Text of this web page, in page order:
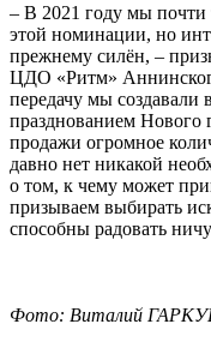
– В 2021 году мы почти
этой номинации, но
прежнему силён, –
ЦДО «Ритм»
передачу мы создавали
празднованием Нового
продажи огромное
давно нет никакой
о том, к чему может
призываем выбирать
способны радовать
Фото: Виталий